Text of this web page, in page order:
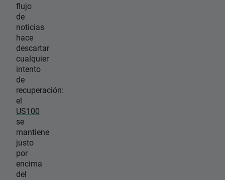
flujo
de
noticias
hace
descartar
cualquier
intento
de
recuperación:
el
US100
se
mantiene
justo
por
encima
del